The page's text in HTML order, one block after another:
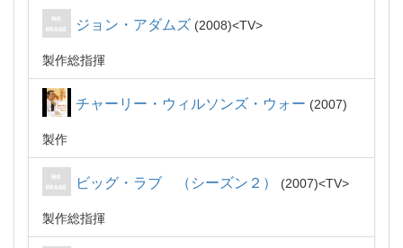
ジョン・アダムズ 2008 TV
製作総指揮
チャーリー・ウィルソンズ・ウォー 2007
製作
ビッグ・ラブ （シーズン２） 2007 TV
製作総指揮